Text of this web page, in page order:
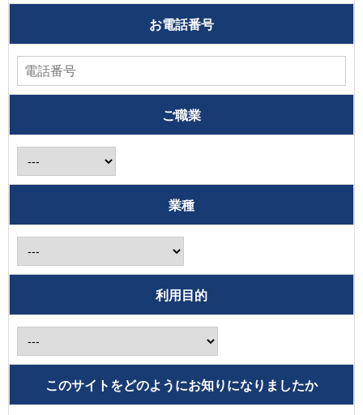
お電話番号
ご職業
業種
利用目的
このサイトをどのようにお知りになりましたか